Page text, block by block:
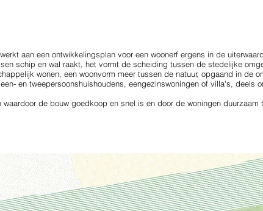
aan een ontwikkelingsplan voor een woonerf ergens in de
schip en wal raakt, het vormt de scheiding tussen de stedelijke
wonen, een woonvorm meer tussen de natuur, opgaand in de
en tweepersoonshuishoudens, eengezinswoningen of villa's, deels
de bouw goedkoop en snel is en door de woningen